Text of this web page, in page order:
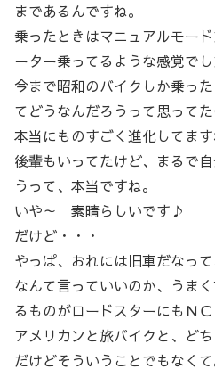
まであるんですね。
乗ったときはマニュアルモー
ーター乗ってるような感覚でし
今まで昭和のバイクしか乗っ
てどうなんだろうって思って
本当にものすごく進化してます
後輩もいってたけど、まるで
うって、本当ですね。
いや～ 素晴らしいです♪
だけど・・・
やっぱ、おれには旧車だなって
なんて言っていいのか、うま
るものがロードスターにもＮＣ
アメリカンと旅バイクと、ど
だけどそういうことでもなくて